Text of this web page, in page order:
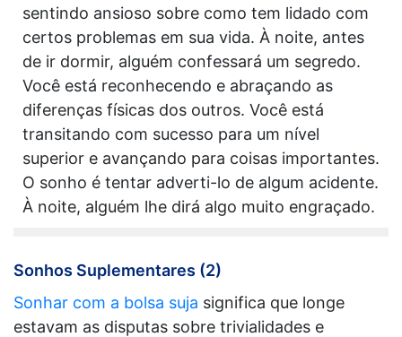
sentindo ansioso sobre como tem lidado com
certos problemas em sua vida. À noite, antes
de ir dormir, alguém confessará um segredo.
Você está reconhecendo e abraçando as
diferenças físicas dos outros. Você está
transitando com sucesso para um nível
superior e avançando para coisas importantes.
O sonho é tentar adverti-lo de algum acidente.
À noite, alguém lhe dirá algo muito engraçado.
Sonhos Suplementares (2)
Sonhar com a bolsa suja significa que longe
estavam as disputas sobre trivialidades e